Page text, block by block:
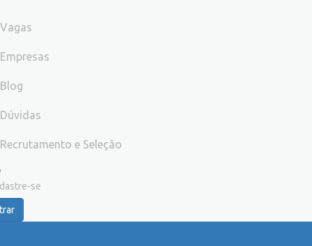
Vagas
Empresas
Blog
Dúvidas
Recrutamento e Seleção
se